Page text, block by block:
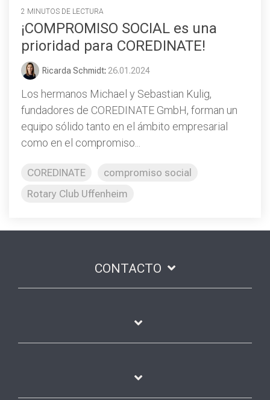
2 MINUTOS DE LECTURA
¡COMPROMISO SOCIAL es una
prioridad para COREDINATE!
Ricarda Schmidt: 26.01.2024
Los hermanos Michael y Sebastian Kulig,
fundadores de COREDINATE GmbH, forman un
equipo sólido tanto en el ámbito empresarial
como en el compromiso...
COREDINATE
compromiso social
Rotary Club Uffenheim
CONTACTO